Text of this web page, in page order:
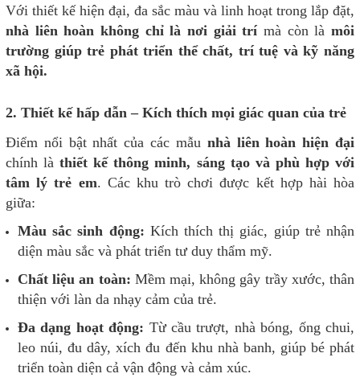
Với thiết kế hiện đại, đa sắc màu và linh hoạt trong lắp đặt,
nhà liên hoàn không chỉ là nơi giải trí mà còn làmôi
trường giúp trẻ phát triển thể chất, trí tuệ và kỹ năng
xã hội.
2. Thiết kế hấp dẫn – Kích thích mọi giác quan của trẻ
Điểm nổi bật nhất của các mẫu nhà liên hoàn hiện đại
chính làthiết kế thông minh, sáng tạo và phù hợp với
tâm lý trẻ em. Các khu trò chơi được kết hợp hài hòa
giữa:
Màu sắc sinh động: Kích thích thị giác, giúp trẻ nhận
diện màu sắc và phát triển tư duy thẩm mỹ.
Chất liệu an toàn: Mềm mại, không gây trầy xước, thân
thiện với làn da nhạy cảm của trẻ.
Đa dạng hoạt động: Từ cầu trượt, nhà bóng, ống chui,
leo núi, đu dây, xích đu đến khu nhà banh, giúp bé phát
triển toàn diện cả vận động và cảm xúc.